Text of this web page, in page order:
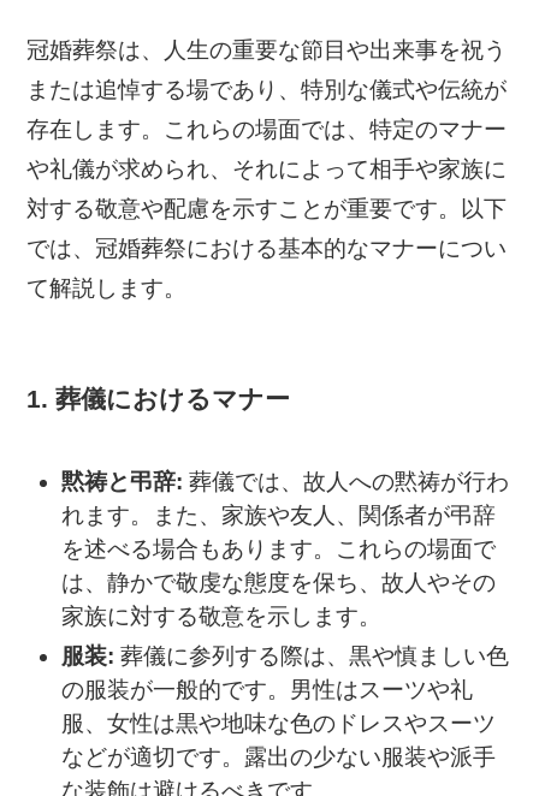
冠婚葬祭は、人生の重要な節目や出来事を祝う
または追悼する場であり、特別な儀式や伝統が
存在します。これらの場面では、特定のマナー
や礼儀が求められ、それによって相手や家族に
対する敬意や配慮を示すことが重要です。以下
では、冠婚葬祭における基本的なマナーについ
て解説します。
1. 葬儀におけるマナー
黙祷と弔辞: 葬儀では、故人への黙祷が行わ
れます。また、家族や友人、関係者が弔辞
を述べる場合もあります。これらの場面で
は、静かで敬虔な態度を保ち、故人やその
家族に対する敬意を示します。
服装: 葬儀に参列する際は、黒や慎ましい色
の服装が一般的です。男性はスーツや礼
服、女性は黒や地味な色のドレスやスーツ
などが適切です。露出の少ない服装や派手
な装飾は避けるべきです。